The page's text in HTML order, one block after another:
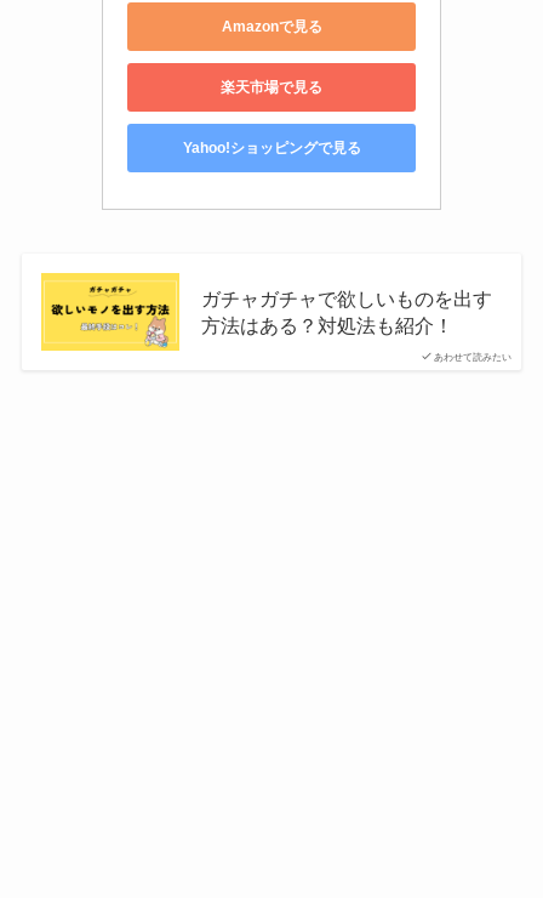
Amazonで見る
楽天市場で見る
Yahoo!ショッピングで見る
あわせて読みたい
ガチャガチャで欲しいものを出す
方法はある？対処法も紹介！